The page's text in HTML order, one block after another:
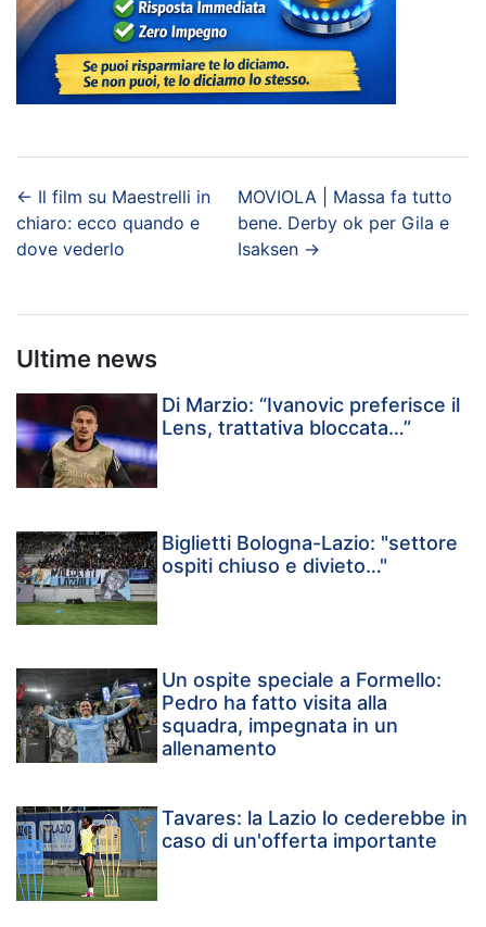
← Il film su Maestrelli in
chiaro: ecco quando e
dove vederlo
MOVIOLA | Massa fa tutto
bene. Derby ok per Gila e
Isaksen →
Ultime news
Di Marzio: “Ivanovic preferisce il
Lens, trattativa bloccata…”
Biglietti Bologna-Lazio: "settore
ospiti chiuso e divieto…"
Un ospite speciale a Formello:
Pedro ha fatto visita alla
squadra, impegnata in un
allenamento
Tavares: la Lazio lo cederebbe in
caso di un'offerta importante